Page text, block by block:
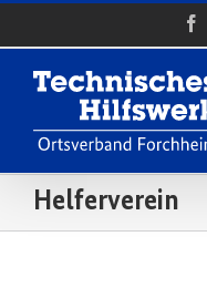
Helferverein